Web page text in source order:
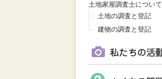
土地家屋調査士について
土地の調査と登記
建物の調査と登記